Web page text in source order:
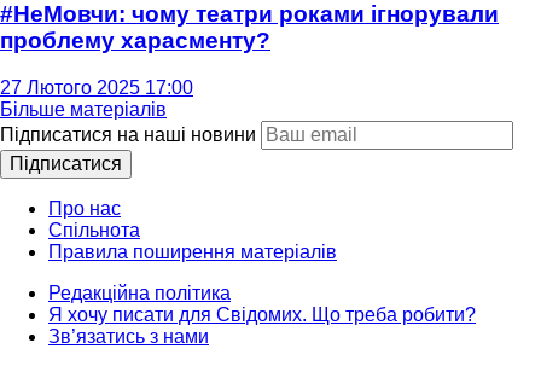
#НеМовчи: чому театри роками ігнорували
проблему харасменту?
27 Лютого 2025 17:00
Більше матеріалів
Підписатися на наші новини
Підписатися
Про нас
Спільнота
Правила поширення матеріалів
Редакційна політика
Я хочу писати для Свідомих. Що треба робити?
Зв’язатись з нами